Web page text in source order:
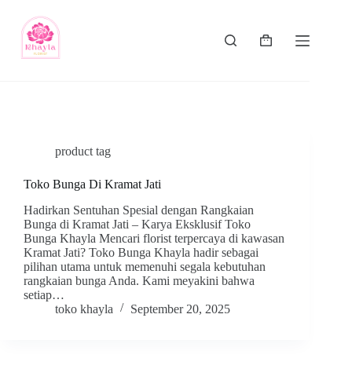
product tag
Toko Bunga Di Kramat Jati
Hadirkan Sentuhan Spesial dengan Rangkaian
Bunga di Kramat Jati – Karya Eksklusif Toko
Bunga Khayla Mencari florist terpercaya di kawasan
Kramat Jati? Toko Bunga Khayla hadir sebagai
pilihan utama untuk memenuhi segala kebutuhan
rangkaian bunga Anda. Kami meyakini bahwa
setiap…
toko khayla
September 20, 2025